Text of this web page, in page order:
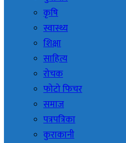
कृषि
स्वास्थ्य
शिक्षा
साहित्य
रोचक
फोटो फिचर
समाज
पत्रपत्रिका
कुराकानी